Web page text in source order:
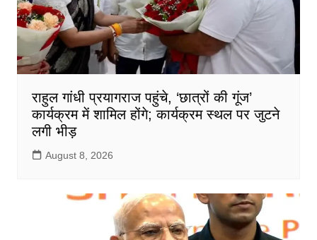
राहुल गांधी प्रयागराज पहुंचे, ‘छात्रों की गूंज’
कार्यक्रम में शामिल होंगे; कार्यक्रम स्थल पर जुटने
लगी भीड़
August 8, 2026